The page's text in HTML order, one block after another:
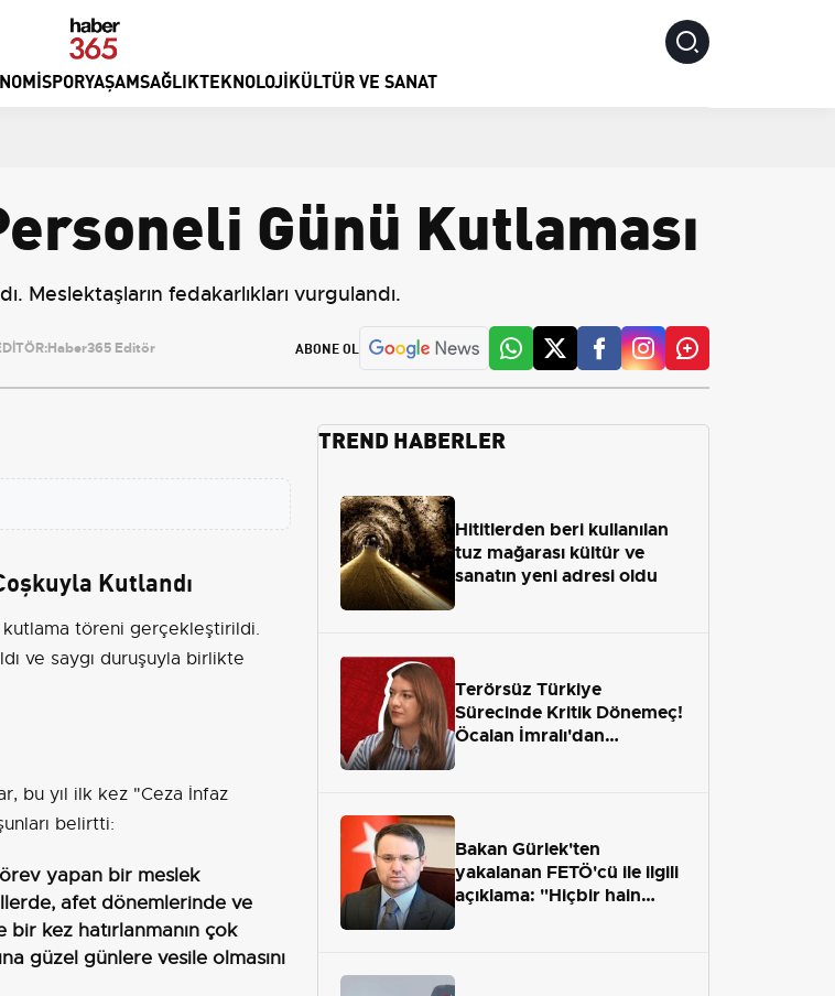
SPORYAŞAMSAĞLIKTEKNOLOJIKÜLTÜR VE SANAT
Günü Kutlaması
Meslektaşların fedakarlıkları vurgulandı.
Haber365 Editör ABONE OL
Kutlandı
kutlama töreni gerçekleştirildi.
ve saygı duruşuyla birlikte
bu yıl ilk kez "Ceza İnfaz
belirtti:
yapan bir meslek
afet dönemlerinde ve
bir kez hatırlanmanın çok
güzel günlere vesile olmasını
TREND HABERLER
Hititlerden beri kullanılan
tuz mağarası kültür ve
sanatın yeni adresi oldu
Terörsüz Türkiye
Sürecinde Kritik Dönemeç!
Öcalan İmralı'dan
Bakan Gürlek'ten
yakalanan FETÖ'cü ile ilgili
açıklama: "Hiçbir hain